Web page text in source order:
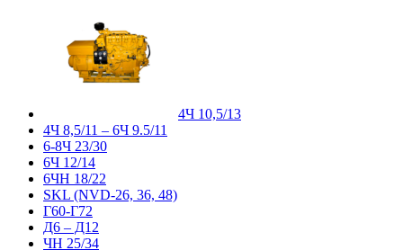
4Ч 10,5/13
4Ч 8,5/11 – 6Ч 9.5/11
6-8Ч 23/30
6Ч 12/14
6ЧН 18/22
SKL (NVD-26, 36, 48)
Г60-Г72
Д6 – Д12
ЧН 25/34